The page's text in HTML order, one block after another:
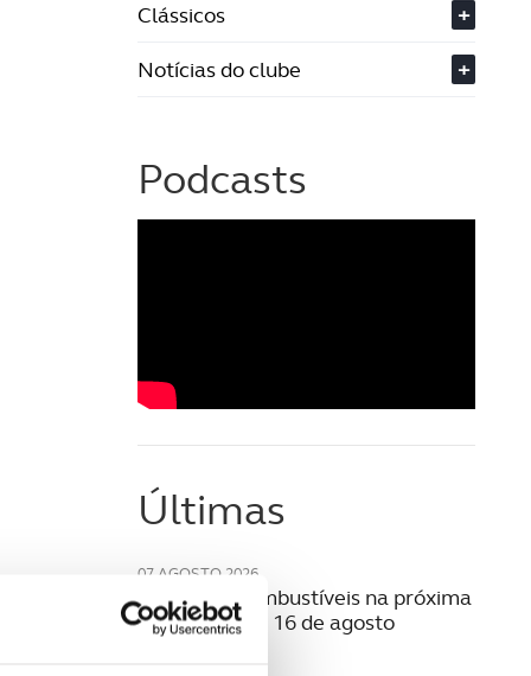
Clássicos
+
Notícias do clube
+
Podcasts
Últimas
07 AGOSTO 2026
Preço dos combustíveis na próxima
semana | 10 a 16 de agosto